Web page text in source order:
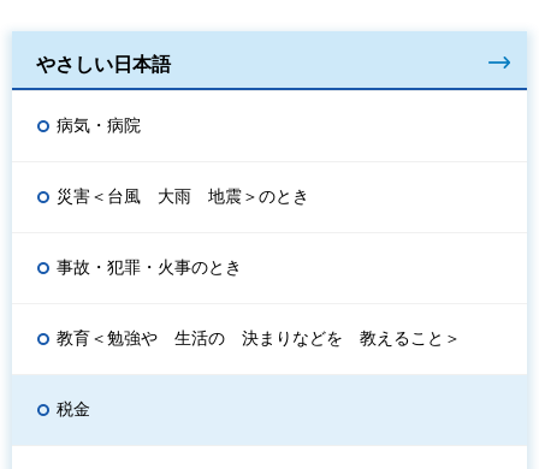
やさしい日本語
病気・病院
災害＜台風 大雨 地震＞のとき
事故・犯罪・火事のとき
教育＜勉強や 生活の 決まりなどを 教えること＞
税金